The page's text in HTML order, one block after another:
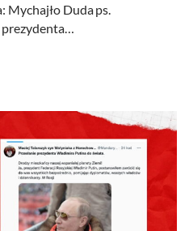
Mychajło Duda ps.
prezydenta…